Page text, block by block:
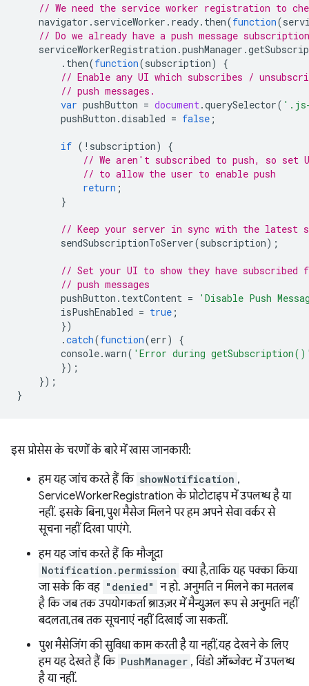
// We need the service worker registration to
navigator . serviceWorker . ready. then(function(
// Do we already have a push message
serviceWorkerRegistration .pushManager .
. then(function(subscription)
{
// Enable any UI which subscribes /
// push messages.
var pushButton = document .querySelector( '.js-
pushButton .disabled = false ;
if ( ! subscription)
{
// We aren't subscribed to push, so set
// to allow the user to enable push
return ;
}
// Keep your server in sync with the latest
sendSubscriptionToServer(subscription);
// Set your UI to show they have subscribed
// push messages
pushButton . textContent =
'Disable Push
isPushEnabled = true ;
})
.catch(function(err)
{
console.warn( 'Error during
});
});
}
इस प्रोसेस के चरणों के बारे में खास जानकारी:
हम यह जांच करते हैं कि showNotification ,
ServiceWorkerRegistration के प्रोटोटाइप में उपलब्ध है या
नहीं. इसके बिना, पुश मैसेज मिलने पर हम अपने सेवा वर्कर से
सूचना नहीं दिखा पाएंगे.
हम यह जांच करते हैं कि मौजूदा
Notification.permission क्या है, ताकि यह पक्का किया
जा सके कि वह "denied" न हो. अनुमति न मिलने का मतलब
है कि जब तक उपयोगकर्ता ब्राउज़र में मैन्युअल रूप से अनुमति नहीं
बदलता, तब तक सूचनाएं नहीं दिखाई जा सकतीं.
पुश मैसेजिंग की सुविधा काम करती है या नहीं, यह देखने के लिए
हम यह देखते हैं कि PushManager , विंडो ऑब्जेक्ट में उपलब्ध
है या नहीं.